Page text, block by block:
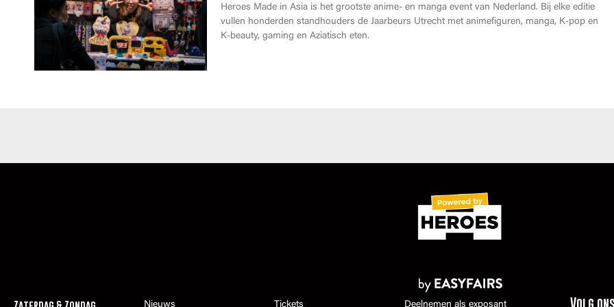
Heroes Made in Asia is het grootste anime- en manga event van Nederland. Bij elke editie
vullen honderden standhouders de Jaarbeurs Utrecht met animefiguren, manga, K-pop en
K-beauty, gaming en Aziatisch eten.
Nieuws Tickets Deelnemen als exposant